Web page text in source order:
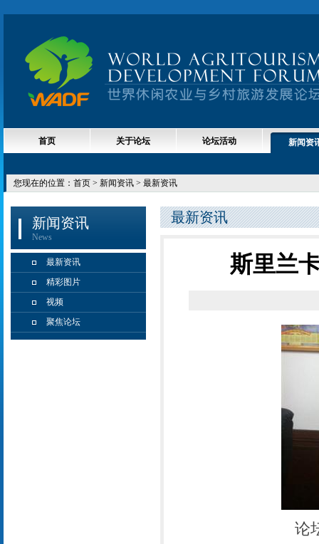
首页 关于论坛 论坛活动 新闻资
您现在的位置： 首页 > 新闻资讯 > 最新资讯
新闻资讯
News
最新资讯
精彩图片
视频
聚焦论坛
最新资讯
斯里兰
论